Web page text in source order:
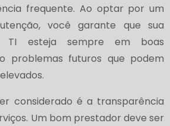
frequente. Ao optar por um
você garante que sua
TI esteja sempre em boas
problemas futuros que podem
considerado é a transparência
Um bom prestador deve ser